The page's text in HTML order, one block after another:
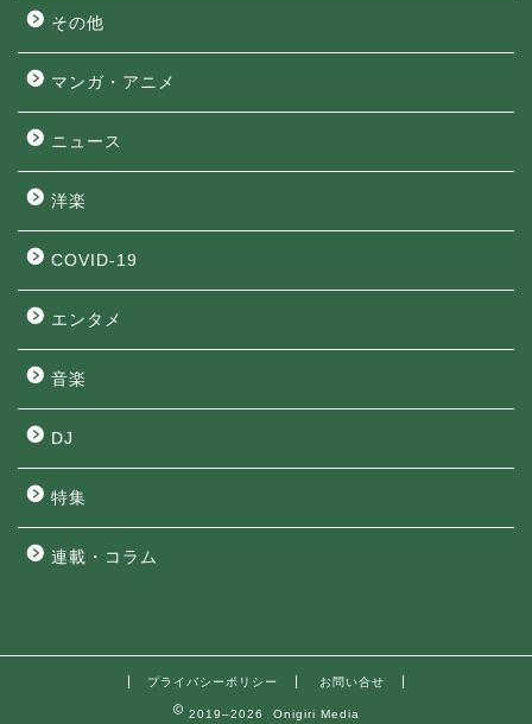
その他
マンガ・アニメ
ニュース
洋楽
COVID-19
エンタメ
音楽
DJ
特集
連載・コラム
プライバシーポリシー お問い合せ
2019–2026 Onigiri Media